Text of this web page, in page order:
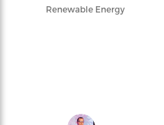
Renewable Energy